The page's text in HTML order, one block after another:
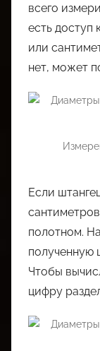
всего
есть доступ
или
нет, может
Если
полотном.
полученную
Чтобы
цифру